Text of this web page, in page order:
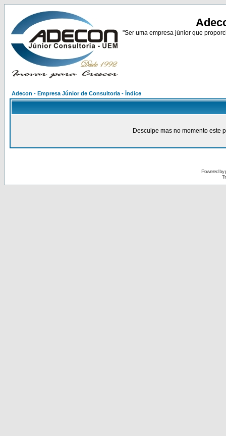
"Ser uma empresa júnior que
Adecon - Empresa Júnior de Consultoria - Índice
Desculpe mas no momento este
Powered by